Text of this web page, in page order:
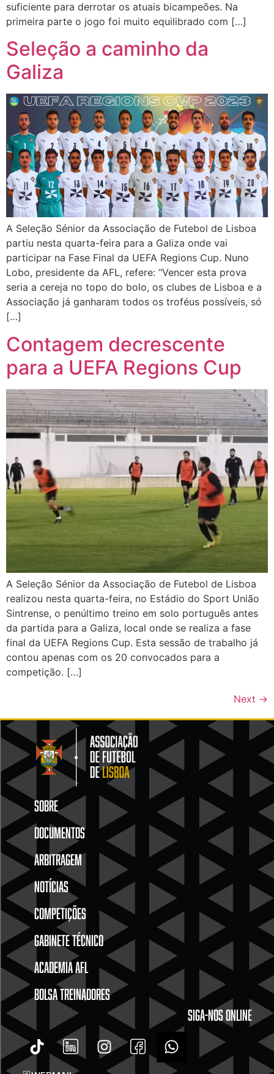
suficiente para derrotar os atuais bicampeões. Na
primeira parte o jogo foi muito equilibrado com […]
Seleção a caminho da
Galiza
A Seleção Sénior da Associação de Futebol de Lisboa
partiu nesta quarta-feira para a Galiza onde vai
participar na Fase Final da UEFA Regions Cup. Nuno
Lobo, presidente da AFL, refere: “Vencer esta prova
seria a cereja no topo do bolo, os clubes de Lisboa e a
Associação já ganharam todos os troféus possíveis, só
[…]
Contagem decrescente
para a UEFA Regions Cup
A Seleção Sénior da Associação de Futebol de Lisboa
realizou nesta quarta-feira, no Estádio do Sport União
Sintrense, o penúltimo treino em solo português antes
da partida para a Galiza, local onde se realiza a fase
final da UEFA Regions Cup. Esta sessão de trabalho já
contou apenas com os 20 convocados para a
competição. […]
Next →
SOBRE
DOCUMENTOS
ARBITRAGEM
NOTÍCIAS
COMPETIÇÕES
GABINETE TÉCNICO
ACADEMIA AFL
BOLSA TREINADORES
SIGA-NOS ONLINE